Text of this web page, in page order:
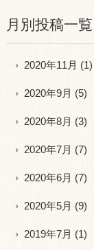
月別投稿一覧
2020年11月 (1)
2020年9月 (5)
2020年8月 (3)
2020年7月 (7)
2020年6月 (7)
2020年5月 (9)
2019年7月 (1)